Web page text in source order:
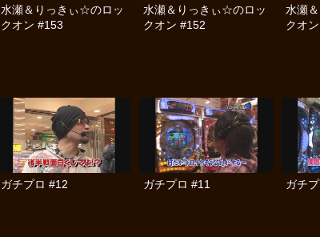
水瀬＆りっきぃ☆のロッ
クオン #153
水瀬＆りっきぃ☆のロッ
クオン #152
水瀬
クオ
ガチプロ #12 ガチプロ #11 ガチ